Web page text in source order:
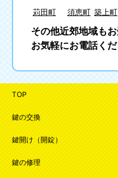
苅田町 須恵町 築上町
その他近郊地域も
お気軽にお電話くだ
TOP
鍵の交換
鍵開け（開錠）
鍵の修理